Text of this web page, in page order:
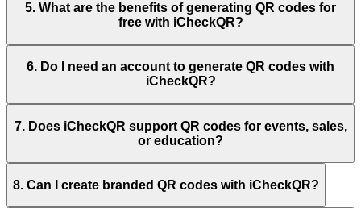
5. What are the benefits of generating QR codes for
free with iCheckQR?
6. Do I need an account to generate QR codes with
iCheckQR?
7. Does iCheckQR support QR codes for events, sales,
or education?
8. Can I create branded QR codes with iCheckQR?